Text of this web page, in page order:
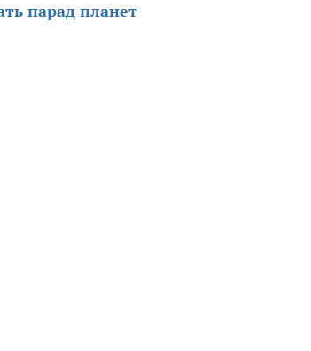
парад планет